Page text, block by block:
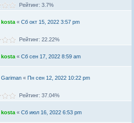
Рейтинг: 3.7%
kosta « Сб окт 15, 2022 3:57 pm
Рейтинг: 22.22%
kosta « Сб сен 17, 2022 8:59 am
Gariman « Пн сен 12, 2022 10:22 pm
Рейтинг: 37.04%
kosta « Сб июл 16, 2022 6:53 pm